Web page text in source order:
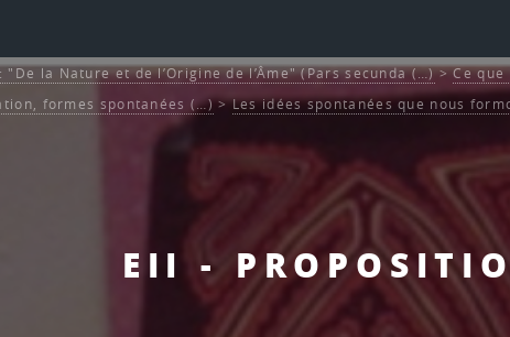
EII -
"De la Nature et de l’Origine de l’Âme" (Pars secunda (…)>Ce
formes spontanées (…)>Les idées spontanées que nous